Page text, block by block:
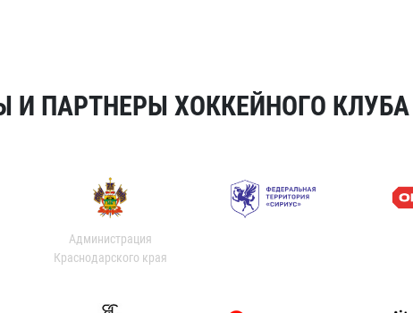
И ПАРТНЕРЫ ХОККЕЙНОГО КЛУБА
Администрация
Краснодарского края